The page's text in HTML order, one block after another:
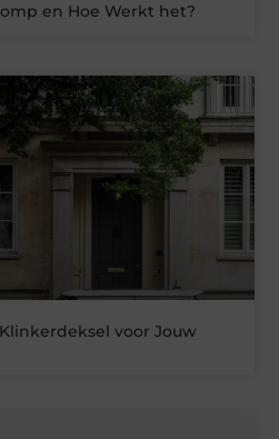
en Hoe Werkt het?
voor Jouw